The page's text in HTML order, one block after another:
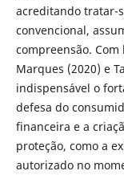
acreditando tratar-
convencional,
compreensão.
Marques (2020) e
indispensável o
defesa do
financeira e a
proteção, como a
autorizado no